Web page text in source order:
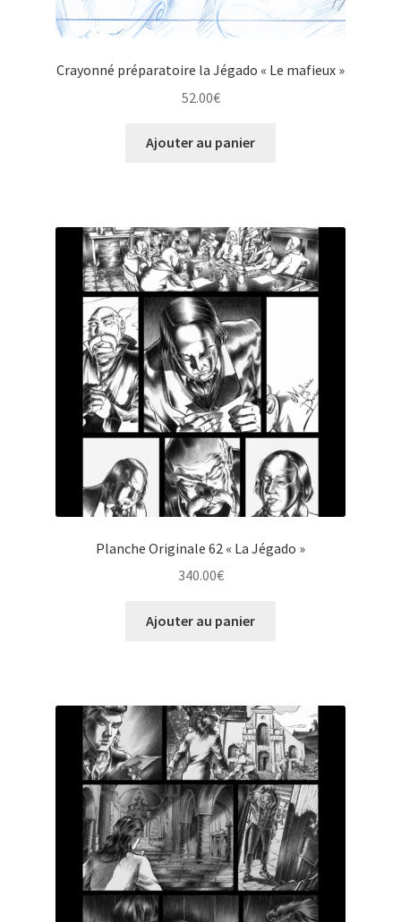
Crayonné préparatoire la Jégado « Le mafieux »
52.00€
Ajouter au panier
Planche Originale 62 « La Jégado »
340.00€
Ajouter au panier